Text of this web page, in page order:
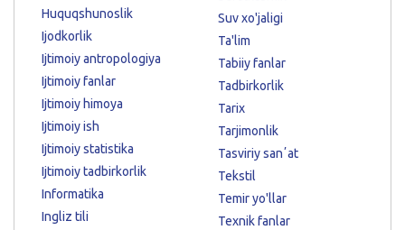
Huquqshunoslik
Ijodkorlik
Ijtimoiy antropologiya
Ijtimoiy fanlar
Ijtimoiy himoya
Ijtimoiy ish
Ijtimoiy statistika
Ijtimoiy tadbirkorlik
Informatika
Ingliz tili
Suv xo'jaligi
Ta'lim
Tabiiy fanlar
Tadbirkorlik
Tarix
Tarjimonlik
Tasviriy sanʼat
Tekstil
Temir yo'llar
Texnik fanlar